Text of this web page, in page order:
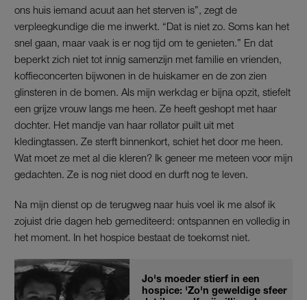
ons huis iemand acuut aan het sterven is”, zegt de
verpleegkundige die me inwerkt. “Dat is niet zo. Soms kan het
snel gaan, maar vaak is er nog tijd om te genieten.” En dat
beperkt zich niet tot innig samenzijn met familie en vrienden,
koffieconcerten bijwonen in de huiskamer en de zon zien
glinsteren in de bomen. Als mijn werkdag er bijna opzit, stiefelt
een grijze vrouw langs me heen. Ze heeft geshopt met haar
dochter. Het mandje van haar rollator puilt uit met
kledingtassen. Ze sterft binnenkort, schiet het door me heen.
Wat moet ze met al die kleren? Ik geneer me meteen voor mijn
gedachten. Ze is nog niet dood en durft nog te leven.
Na mijn dienst op de terugweg naar huis voel ik me alsof ik
zojuist drie dagen heb gemediteerd: ontspannen en volledig in
het moment. In het hospice bestaat de toekomst niet.
Jo's moeder stierf in een
hospice: 'Zo'n geweldige sfeer